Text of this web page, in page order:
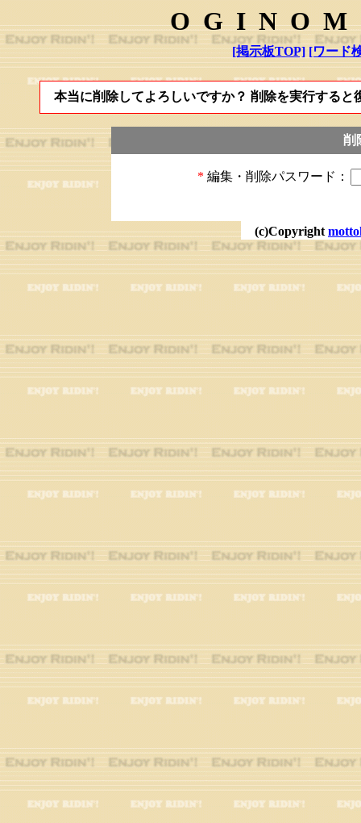
[掲示板TOP] [ワード
本当に削除してよろしいですか？ 削除を実行する
削
* 編集・削除パスワード：
(c)Copyright